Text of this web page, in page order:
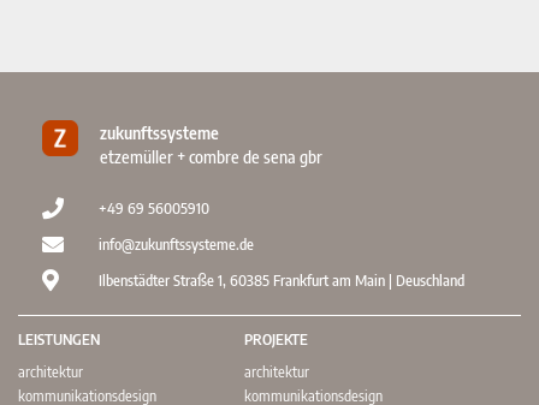
zukunftssysteme
etzemüller + combre de sena gbr
+49 69 56005910
info@zukunftssysteme.de
Ilbenstädter Straße 1, 60385 Frankfurt am Main | Deuschland
LEISTUNGEN
architektur
kommunikationsdesign
PROJEKTE
architektur
kommunikationsdesign